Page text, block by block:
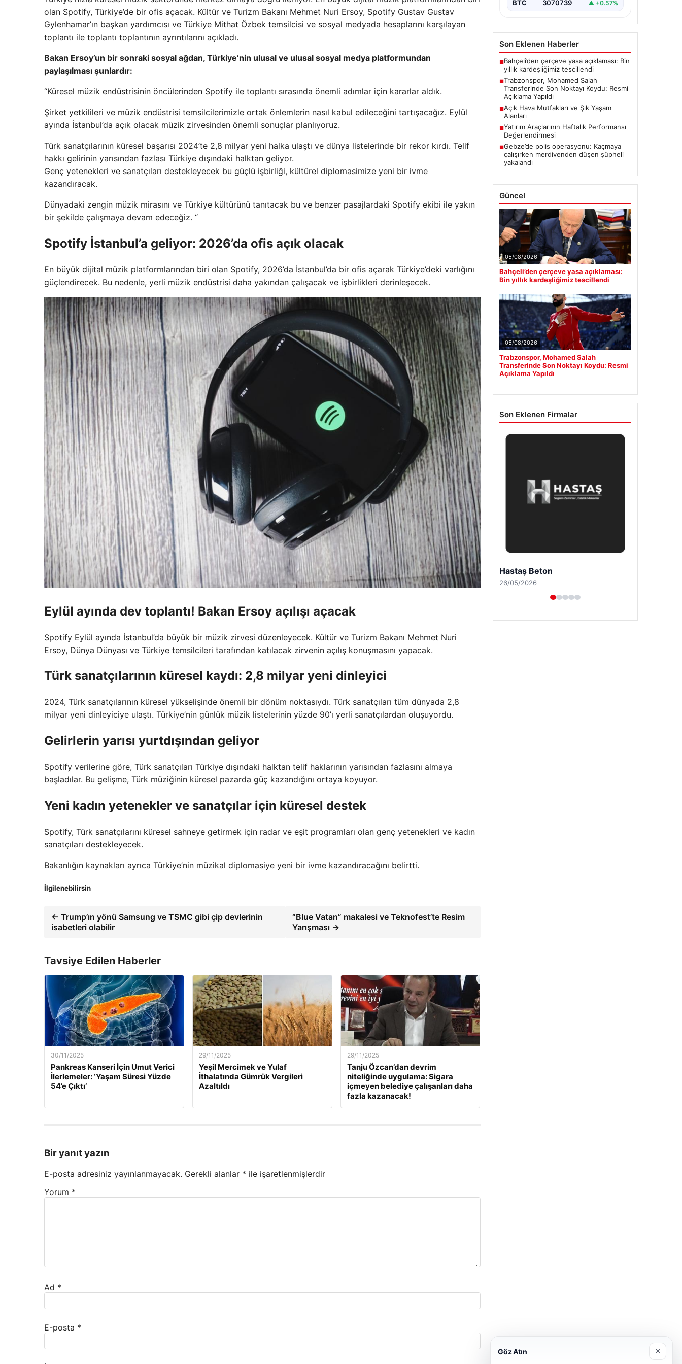
olan Spotify, Türkiye’de bir ofis açacak. Kültür ve Turizm Bakanı Mehmet Nuri Ersoy, Spotify Gustav Gustav
Gylenhamar’ın başkan yardımcısı ve Türkiye Mithat Özbek temsilcisi ve sosyal medyada hesaplarını karşılayan
toplantı ile toplantı toplantının ayrıntılarını açıkladı.
Bakan Ersoy’un bir sonraki sosyal ağdan, Türkiye’nin ulusal ve ulusal sosyal medya platformundan
paylaşılması şunlardır:
“Küresel müzik endüstrisinin öncülerinden Spotify ile toplantı sırasında önemli adımlar için kararlar aldık.
Şirket yetkilileri ve müzik endüstrisi temsilcilerimizle ortak önlemlerin nasıl kabul edileceğini tartışacağız. Eylül
ayında İstanbul’da açık olacak müzik zirvesinden önemli sonuçlar planlıyoruz.
Türk sanatçılarının küresel başarısı 2024’te 2,8 milyar yeni halka ulaştı ve dünya listelerinde bir rekor kırdı. Telif
hakkı gelirinin yarısından fazlası Türkiye dışındaki halktan geliyor.
Genç yetenekleri ve sanatçıları destekleyecek bu güçlü işbirliği, kültürel diplomasimize yeni bir ivme
kazandıracak.
Dünyadaki zengin müzik mirasını ve Türkiye kültürünü tanıtacak bu ve benzer pasajlardaki Spotify ekibi ile yakın
bir şekilde çalışmaya devam edeceğiz. “
Spotify İstanbul’a geliyor: 2026’da ofis açık olacak
En büyük dijital müzik platformlarından biri olan Spotify, 2026’da İstanbul’da bir ofis açarak Türkiye’deki varlığını
güçlendirecek. Bu nedenle, yerli müzik endüstrisi daha yakından çalışacak ve işbirlikleri derinleşecek.
Eylül ayında dev toplantı! Bakan Ersoy açılışı açacak
Spotify Eylül ayında İstanbul’da büyük bir müzik zirvesi düzenleyecek. Kültür ve Turizm Bakanı Mehmet Nuri
Ersoy, Dünya Dünyası ve Türkiye temsilcileri tarafından katılacak zirvenin açılış konuşmasını yapacak.
Türk sanatçılarının küresel kaydı: 2,8 milyar yeni dinleyici
2024, Türk sanatçılarının küresel yükselişinde önemli bir dönüm noktasıydı. Türk sanatçıları tüm dünyada 2,8
milyar yeni dinleyiciye ulaştı. Türkiye’nin günlük müzik listelerinin yüzde 90’ı yerli sanatçılardan oluşuyordu.
Gelirlerin yarısı yurtdışından geliyor
Spotify verilerine göre, Türk sanatçıları Türkiye dışındaki halktan telif haklarının yarısından fazlasını almaya
başladılar. Bu gelişme, Türk müziğinin küresel pazarda güç kazandığını ortaya koyuyor.
Yeni kadın yetenekler ve sanatçılar için küresel destek
Spotify, Türk sanatçılarını küresel sahneye getirmek için radar ve eşit programları olan genç yetenekleri ve kadın
sanatçıları destekleyecek.
Bakanlığın kaynakları ayrıca Türkiye’nin müzikal diplomasiye yeni bir ivme kazandıracağını belirtti.
İlgilenebilirsin
← Trump’ın yönü Samsung ve TSMC gibi çip devlerinin
isabetleri olabilir
“Blue Vatan” makalesi ve Teknofest’te Resim
Yarışması →
Tavsiye Edilen Haberler
30/11/2025
Pankreas Kanseri İçin Umut Verici
İlerlemeler: ‘Yaşam Süresi Yüzde
54’e Çıktı’
29/11/2025
Yeşil Mercimek ve Yulaf
İthalatında Gümrük Vergileri
Azaltıldı
29/11/2025
Tanju Özcan’dan devrim
niteliğinde uygulama: Sigara
içmeyen belediye çalışanları daha
fazla kazanacak!
Bir yanıt yazın
E-posta adresiniz yayınlanmayacak. Gerekli alanlar * ile işaretlenmişlerdir
Yorum *
Ad *
E-posta *
BTC 3070739 ▲ +0.57%
Son Eklenen Haberler
■Bahçeli’den çerçeve yasa açıklaması: Bin
yıllık kardeşliğimiz tescillendi
■Trabzonspor, Mohamed Salah
Transferinde Son Noktayı Koydu: Resmi
Açıklama Yapıldı
■Açık Hava Mutfakları ve Şık Yaşam
Alanları
■Yatırım Araçlarının Haftalık Performansı
Değerlendirmesi
■Gebze’de polis operasyonu: Kaçmaya
çalışırken merdivenden düşen şüpheli
yakalandı
Güncel
05/08/2026
Bahçeli’den çerçeve yasa açıklaması:
Bin yıllık kardeşliğimiz tescillendi
05/08/2026
Trabzonspor, Mohamed Salah
Transferinde Son Noktayı Koydu: Resmi
Açıklama Yapıldı
Son Eklenen Firmalar
Prenses Night Club
29/04/2026
Göz Atın ×